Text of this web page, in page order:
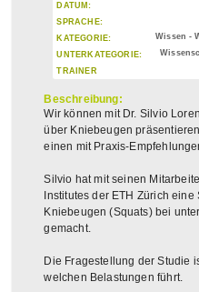
DATUM:
SPRACHE:
KATEGORIE:
Wissen -
UNTERKATEGORIE:
TRAINER
Beschreibung:
Wir können mit Dr. Silvio
über Kniebeugen
einen mit Praxis-
Silvio hat mit seinen
Institutes der ETH Zürich
Kniebeugen (Squats) bei
gemacht.
Die Fragestellung der Studie
welchen Belastungen führt.